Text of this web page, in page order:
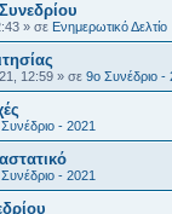
» σε Ενημερωτικό Δελτίο
12:59 » σε 9ο Συνέδριο -
- 2021
- 2021